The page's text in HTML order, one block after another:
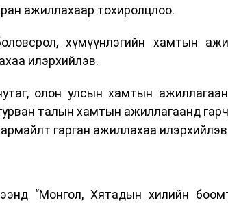
ажиллахаар тохиролцлоо.
хүмүүнлэгийн хамтын
илэрхийлэв.
олон улсын хамтын
талын хамтын ажиллагаанд
гарган ажиллахаа
“Монгол, Хятадын хилийн